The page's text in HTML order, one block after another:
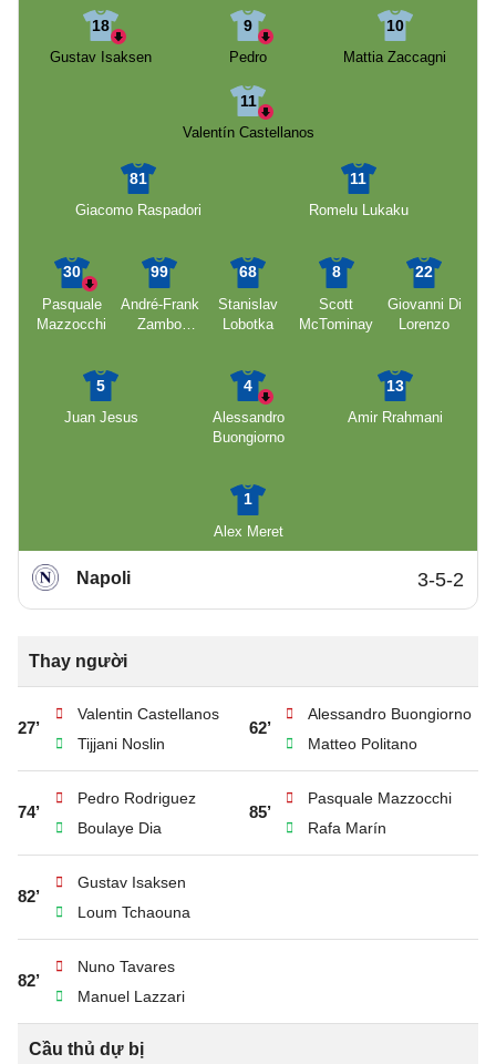
18
Gustav Isaksen
9
Pedro
10
Mattia Zaccagni
11
Valentín Castellanos
81
Giacomo Raspadori
11
Romelu Lukaku
30
Pasquale
Mazzocchi
99
André-Frank
Zambo
68
Stanislav
Lobotka
8
Scott
McTominay
22
Giovanni Di
Lorenzo
5
Juan Jesus
4
Alessandro
Buongiorno
13
Amir Rrahmani
1
Alex Meret
Napoli 3-5-2
Thay người
27’
Valentin Castellanos
Tijjani Noslin
62’
Alessandro Buongiorno
Matteo Politano
74’
Pedro Rodriguez
Boulaye Dia
85’
Pasquale Mazzocchi
Rafa Marín
82’
Gustav Isaksen
Loum Tchaouna
82’
Nuno Tavares
Manuel Lazzari
Cầu thủ dự bị